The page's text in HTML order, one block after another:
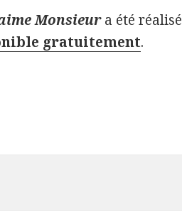
Monsieura été réalisé
gratuitement.